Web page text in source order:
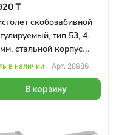
₸
скобозабивной
тип 53, 4-
стальной корпус
в наличии Арт. 28986
В корзину